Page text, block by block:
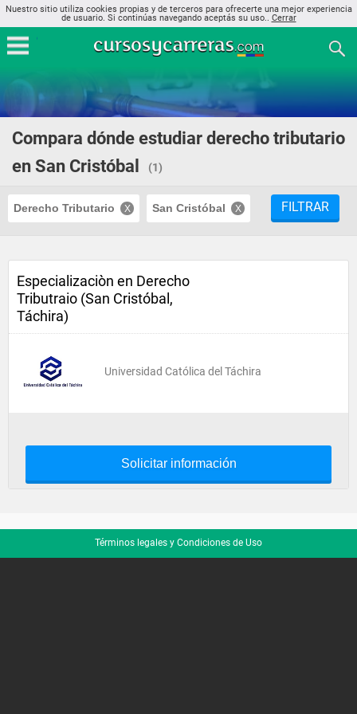
Nuestro sitio utiliza cookies propias y de terceros para ofrecerte una mejor experiencia
de usuario. Si continúas navegando aceptás su uso.. Cerrar
Compara dónde estudiar derecho tributario
en San Cristóbal
(1)
Derecho Tributario San Cristóbal FILTRAR
Especializaciòn en Derecho
Tributraio (San Cristóbal,
Táchira)
Universidad Católica del Táchira
Solicitar información
Términos legales y Condiciones de Uso